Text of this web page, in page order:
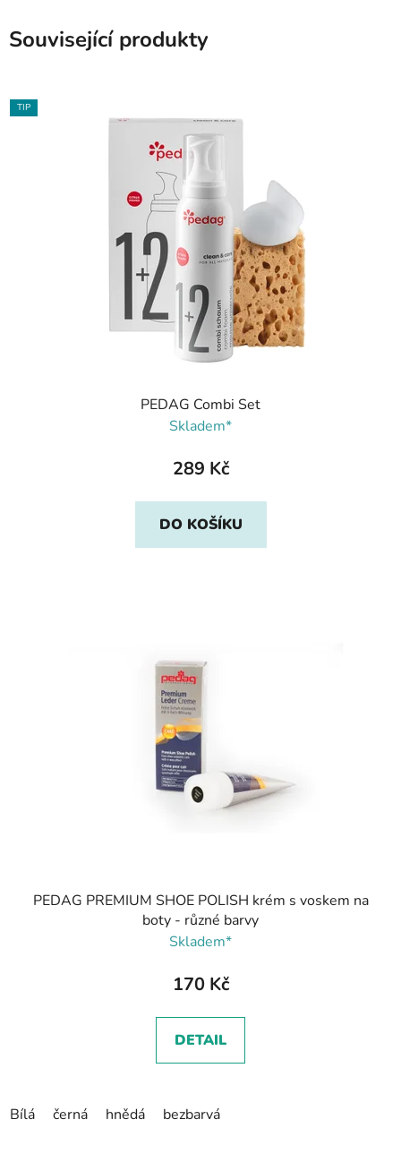
Související produkty
TIP
PEDAG Combi Set
Skladem*
289 Kč
DO KOŠÍKU
PEDAG PREMIUM SHOE POLISH krém s voskem na
boty - různé barvy
Skladem*
170 Kč
DETAIL
Bílá černá hnědá bezbarvá